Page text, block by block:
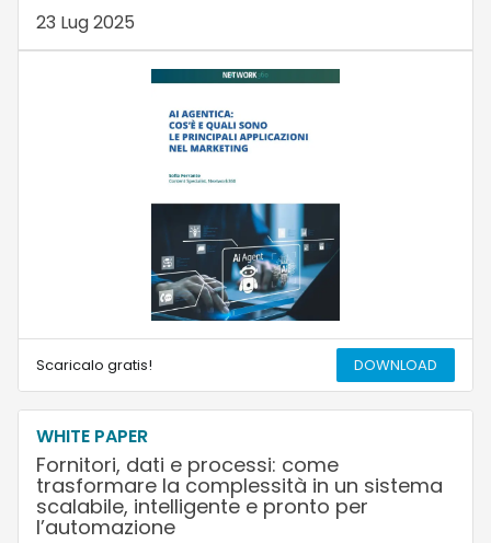
23 Lug 2025
Scaricalo gratis! DOWNLOAD
WHITE PAPER
Fornitori, dati e processi: come
trasformare la complessità in un sistema
scalabile, intelligente e pronto per
l’automazione